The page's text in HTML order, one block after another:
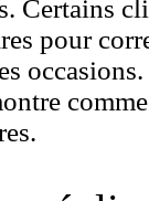
Certains
pour